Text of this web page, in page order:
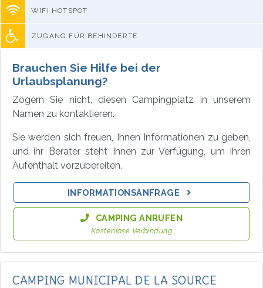
WIFI HOTSPOT
ZUGANG FÜR BEHINDERTE
Brauchen Sie Hilfe bei der
Urlaubsplanung?
Zögern Sie nicht, diesen Campingplatz in unserem
Namen zu kontaktieren.
Sie werden sich freuen, Ihnen Informationen zu geben,
und ihr Berater steht Ihnen zur Verfügung, um Ihren
Aufenthalt vorzubereiten.
INFORMATIONSANFRAGE
CAMPING ANRUFEN
Kostenlose Verbindung
CAMPING MUNICIPAL DE LA SOURCE